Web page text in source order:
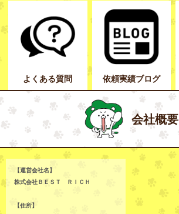
よくある質問 依頼実績ブログ
会社概要
【運営会社名】
株式会社ＢＥＳＴ ＲＩＣＨ
【住所】